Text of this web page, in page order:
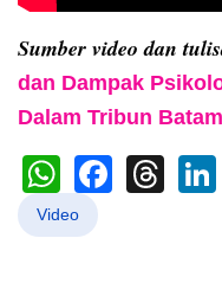
Sumber video dan
dan Dampak
Dalam Tribun
Video